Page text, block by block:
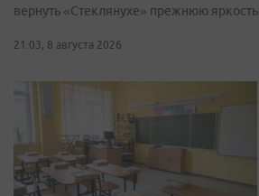
вернуть «Стеклянухе» прежнюю яркость
21:03, 8 августа 2026